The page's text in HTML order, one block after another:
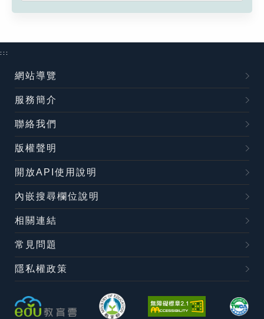
:::
網站導覽
服務簡介
聯絡我們
版權聲明
開放API使用說明
內嵌搜尋欄位說明
相關連結
常見問題
隱私權政策